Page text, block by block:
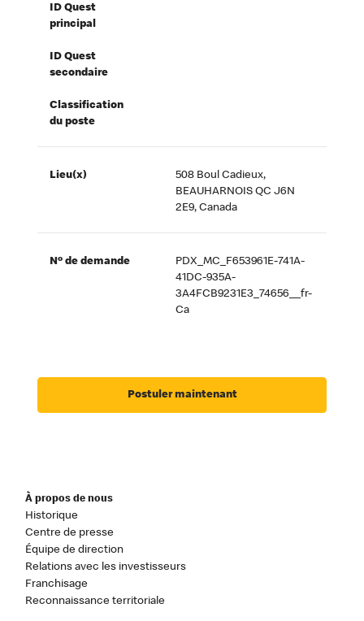
ID Quest
principal
ID Quest
secondaire
Classification
du poste
Lieu(x)
508 Boul Cadieux,
BEAUHARNOIS QC J6N
2E9, Canada
Nº de demande
PDX_MC_F653961E-741A-
41DC-935A-
3A4FCB9231E3_74656__fr-
Ca
Postuler maintenant
À propos de nous
Historique
Centre de presse
Équipe de direction
Relations avec les investisseurs
Franchisage
Reconnaissance territoriale